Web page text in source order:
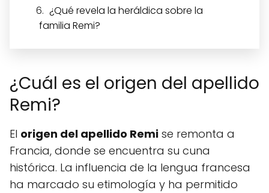
¿Qué revela la heráldica sobre la
familia Remi?
¿Cuál es el origen del apellido
Remi?
El origen del apellido Remi se remonta a
Francia, donde se encuentra su cuna
histórica. La influencia de la lengua francesa
ha marcado su etimología y ha permitido